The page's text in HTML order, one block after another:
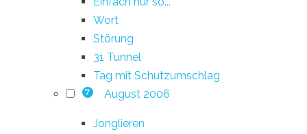
Wort
Störung
31 Tunnel
Tag mit Schutzumschlag
7 August 2006
Jonglieren